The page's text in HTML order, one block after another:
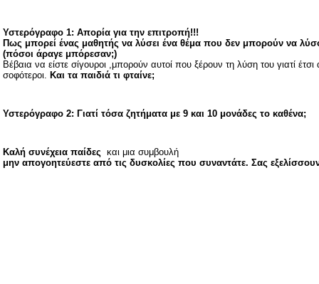
Υστερόγραφο 1: Απορία για την επιτροπή!!!
Πως μπορεί ένας μαθητής να λύσει ένα θέμα που δεν μπορούν να
(πόσοι άραγε μπόρεσαν;)
Βέβαια να είστε σίγουροι ,μπορούν αυτοί που ξέρουν τη λύση του γιατί έτσι
σοφότεροι. Και τα παιδιά τι φταίνε;
Υστερόγραφο 2: Γιατί τόσα ζητήματα με 9 και 10 μονάδες το καθένα;
Καλή συνέχεια παίδες και μια συμβουλή
μην απογοητεύεστε από τις δυσκολίες που συναντάτε. Σας